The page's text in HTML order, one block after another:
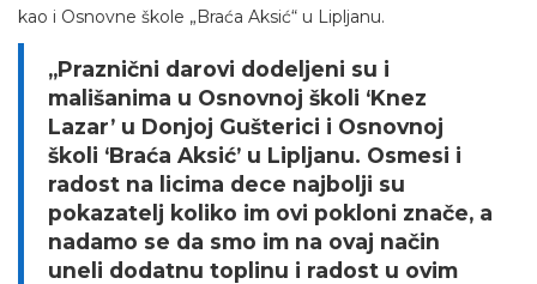
kao i Osnovne škole „Braća Aksić“ u Lipljanu.
„Praznični darovi dodeljeni su i
mališanima u Osnovnoj školi ‘Knez
Lazar’ u Donjoj Gušterici i Osnovnoj
školi ‘Braća Aksić’ u Lipljanu. Osmesi i
radost na licima dece najbolji su
pokazatelj koliko im ovi pokloni znače, a
nadamo se da smo im na ovaj način
uneli dodatnu toplinu i radost u ovim